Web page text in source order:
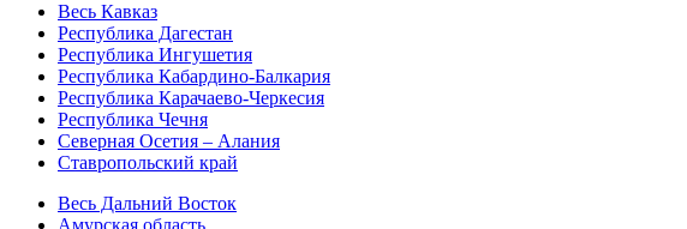
Весь Кавказ
Республика Дагестан
Республика Ингушетия
Республика Кабардино-Балкария
Республика Карачаево-Черкесия
Республика Чечня
Северная Осетия – Алания
Ставропольский край
Весь Дальний Восток
Амурская область